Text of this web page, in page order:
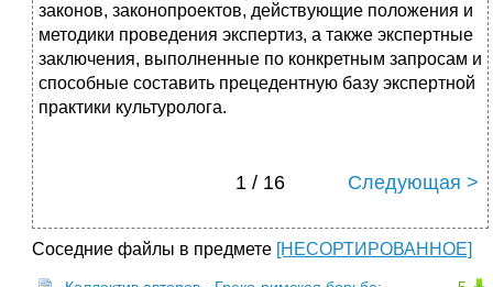
законов, законопроектов, действующие положения и
методики проведения экспертиз, а также экспертные
заключения, выполненные по конкретным запросам и
способные составить прецедентную базу экспертной
практики культуролога.
1 / 16 Следующая >
Соседние файлы в предмете [НЕСОРТИРОВАННОЕ]